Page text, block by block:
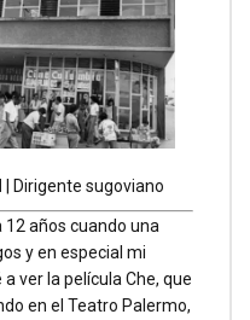
| Dirigente sugoviano
años cuando una
y en especial mi
ver la película Che, que
en el Teatro Palermo,